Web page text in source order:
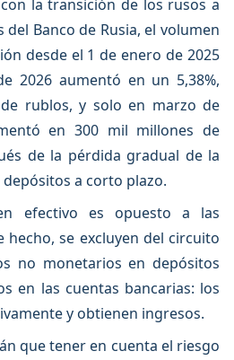
la transición de los rusos a
Banco de Rusia, el volumen
desde el 1 de enero de 2025
2026 aumentó en un 5,38%,
rublos, y solo en marzo de
en 300 mil millones de
de la pérdida gradual de la
a corto plazo.
efectivo es opuesto a las
hecho, se excluyen del circuito
no monetarios en depósitos
en las cuentas bancarias: los
y obtienen ingresos.
que tener en cuenta el riesgo